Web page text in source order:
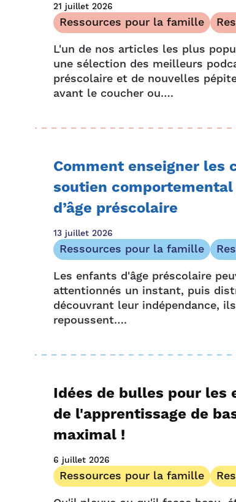
21 juillet 2026
Ressources pour la famille
L'un de nos articles les plus
une sélection des meilleurs
préscolaire et de nouvelles
avant le coucher ou….
Comment enseigner les
soutien
d’âge préscolaire
13 juillet 2026
Ressources pour la famille
Les enfants d'âge préscolaire
attentionnés un instant, puis
découvrant leur indépendance,
repoussent….
Idées de bulles pour les
de l'apprentissage de
maximal !
6 juillet 2026
Ressources pour la famille